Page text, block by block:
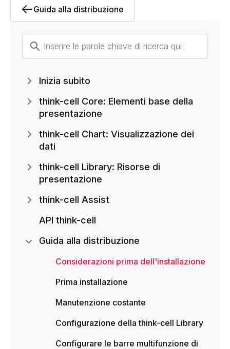
Guida alla distribuzione
Inizia subito
think-cell Core: Elementi base della
presentazione
think-cell Chart: Visualizzazione dei
dati
think-cell Library: Risorse di
presentazione
think-cell Assist
API think-cell
Guida alla distribuzione
Considerazioni prima dell'installazione
Prima installazione
Manutenzione costante
Configurazione della think-cell Library
Configurare le barre multifunzione di